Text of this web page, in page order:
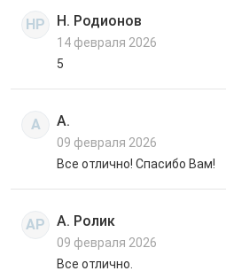
НР Н. Родионов
14 февраля 2026
5
А А.
09 февраля 2026
Все отлично! Спасибо Вам!
АР А. Ролик
09 февраля 2026
Все отлично.